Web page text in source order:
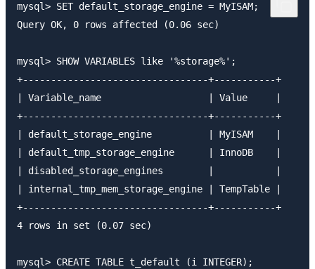
mysql> SET default_storage_engine = MyISAM;
Query OK, 0 rows affected (0.06 sec)
mysql> SHOW VARIABLES like '%storage%';
+---------------------------------+-----------+
| Variable_name                   | Value     |
+---------------------------------+-----------+
| default_storage_engine          | MyISAM    |
| default_tmp_storage_engine      | InnoDB    |
| disabled_storage_engines        |           |
| internal_tmp_mem_storage_engine | TempTable |
+---------------------------------+-----------+
4 rows in set (0.07 sec)
mysql> CREATE TABLE t_default (i INTEGER);